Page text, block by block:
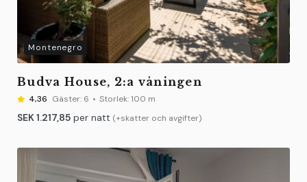
Montenegro
Budva House, 2:a våningen
4,36 Gäster: 6 Storlek:100 m
SEK1.217,85 per natt (+skatter och avgifter)